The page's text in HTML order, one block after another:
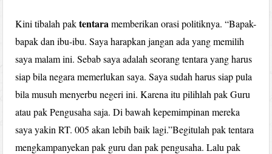
Kini tibalah paktentara memberikan orasi politiknya. “Bapak-
bapak dan ibu-ibu. Saya harapkan jangan ada yang memilih
saya malam ini. Sebab saya adalah seorang tentara yang harus
siap bila negara memerlukan saya. Saya sudah harus siap pula
bila musuh menyerbu negeri ini. Karena itu pilihlah pak Guru
atau pak Pengusaha saja. Di bawah kepemimpinan mereka
saya yakin RT. 005 akan lebih baik lagi.”Begitulah pak tentara
mengkampanyekan pak guru dan pak pengusaha. Lalu pak